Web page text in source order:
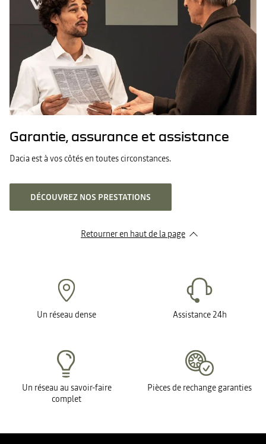
Garantie, assurance et assistance
Dacia est à vos côtés en toutes circonstances.
DÉCOUVREZ NOS PRESTATIONS
Retourner en haut de la page
Un réseau dense Assistance 24h
Un réseau au savoir-faire
complet
Pièces de rechange garanties